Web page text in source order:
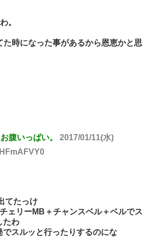
。
た時になった事があるから恩恵かと思
腹いっぱい。
2017/01/11(水)
てたっけ
ェリーMB＋チャンスベル＋ベルでス
たわ
でスルッと行ったりするのにな